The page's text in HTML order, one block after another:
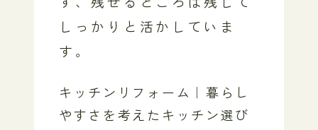
しっかりと活かしていま
す。
キッチンリフォーム｜暮らし
やすさを考えたキッチン選び